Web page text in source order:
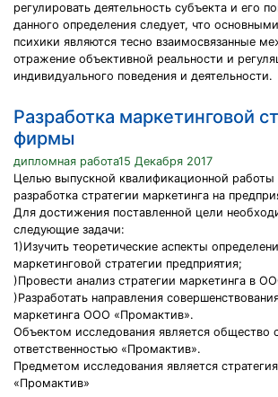
регулировать деятельность субъекта и его
данного определения следует, что
психики являются тесно взаимосвязанные
отражение объективной реальности и
индивидуального поведения и деятельности.
Разработка маркетинговой
фирмы
дипломная работа15 Декабря 2017
Целью выпускной квалификационной работы
разработка стратегии маркетинга на
Для достижения поставленной цели
следующие задачи:
1)Изучить теоретические аспекты
маркетинговой стратегии предприятия;
)Провести анализ стратегии маркетинга в
)Разработать направления
маркетинга ООО «Промактив».
Объектом исследования является общество
ответственностью «Промактив».
Предметом исследования является
«Промактив»